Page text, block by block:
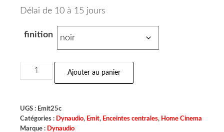
Délai de 10 à 15 jours
finition
Ajouter au panier
UGS : Emit25c
Catégories : Dynaudio, Emit, Enceintes centrales, Home Cinema
Marque : Dynaudio